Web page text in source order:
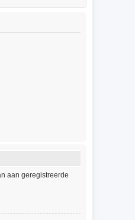
aan geregistreerde